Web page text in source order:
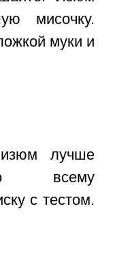
мисочку.
муки и
лучше
всему
с тестом.